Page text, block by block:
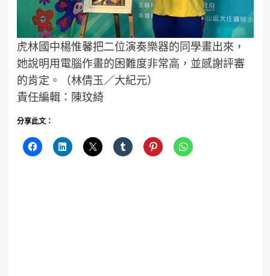
虎林國中楊惟馨把二位演奏樂器的同學畫出來，
她說明用電腦作畫的困難度非常高，並感謝評審
的肯定。（林倩玉／大紀元）
責任編輯：陳玟綺
分享此文：